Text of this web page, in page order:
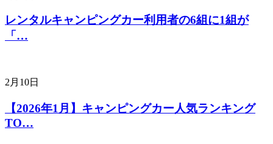
レンタルキャンピングカー利用者の6組に1組が
「…
2月10日
【2026年1月】キャンピングカー人気ランキング
TO…